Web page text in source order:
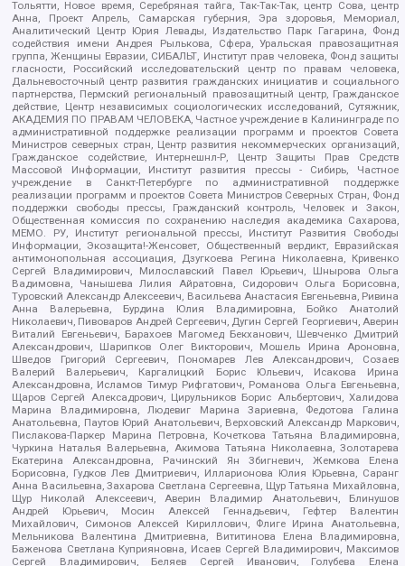
Тольятти, Новое время, Серебряная тайга, Так-Так-Так, центр Сова, центр
Анна, Проект Апрель, Самарская губерния, Эра здоровья, Мемориал,
Аналитический Центр Юрия Левады, Издательство Парк Гагарина, Фонд
содействия имени Андрея Рылькова, Сфера, Уральская правозащитная
группа, Женщины Евразии, СИБАЛЬТ, Институт прав человека, Фонд защиты
гласности, Российский исследовательский центр по правам человека,
Дальневосточный центр развития гражданских инициатив и социального
партнерства, Пермский региональный правозащитный центр, Гражданское
действие, Центр независимых социологических исследований, Сутяжник,
АКАДЕМИЯ ПО ПРАВАМ ЧЕЛОВЕКА, Частное учреждение в Калининграде по
административной поддержке реализации программ и проектов Совета
Министров северных стран, Центр развития некоммерческих организаций,
Гражданское содействие, Интернешнл-Р, Центр Защиты Прав Средств
Массовой Информации, Институт развития прессы - Сибирь, Частное
учреждение в Санкт-Петербурге по административной поддержке
реализации программ и проектов Совета Министров Северных Стран, Фонд
поддержки свободы прессы, Гражданский контроль, Человек и Закон,
Общественная комиссия по сохранению наследия академика Сахарова,
МЕМО. РУ, Институт региональной прессы, Институт Развития Свободы
Информации, Экозащита!-Женсовет, Общественный вердикт, Евразийская
антимонопольная ассоциация, Дзугкоева Регина Николаевна, Кривенко
Сергей Владимирович, Милославский Павел Юрьевич, Шнырова Ольга
Вадимовна, Чанышева Лилия Айратовна, Сидорович Ольга Борисовна,
Туровский Александр Алексеевич, Васильева Анастасия Евгеньевна, Ривина
Анна Валерьевна, Бурдина Юлия Владимировна, Бойко Анатолий
Николаевич, Пивоваров Андрей Сергеевич, Дугин Сергей Георгиевич, Аверин
Виталий Евгеньевич, Барахоев Магомед Бекханович, Шевченко Дмитрий
Александрович, Шарипков Олег Викторович, Мошель Ирина Ароновна,
Шведов Григорий Сергеевич, Пономарев Лев Александрович, Созаев
Валерий Валерьевич, Каргалицкий Борис Юльевич, Исакова Ирина
Александровна, Исламов Тимур Рифгатович, Романова Ольга Евгеньевна,
Щаров Сергей Алексадрович, Цирульников Борис Альбертович, Халидова
Марина Владимировна, Людевиг Марина Зариевна, Федотова Галина
Анатольевна, Паутов Юрий Анатольевич, Верховский Александр Маркович,
Пислакова-Паркер Марина Петровна, Кочеткова Татьяна Владимировна,
Чуркина Наталья Валерьевна, Акимова Татьяна Николаевна, Золотарева
Екатерина Александровна, Рачинский Ян Збигневич, Жемкова Елена
Борисовна, Гудков Лев Дмитриевич, Илларионова Юлия Юрьевна, Саранг
Анна Васильевна, Захарова Светлана Сергеевна, Щур Татьяна Михайловна,
Щур Николай Алексеевич, Аверин Владимир Анатольевич, Блинушов
Андрей Юрьевич, Мосин Алексей Геннадьевич, Гефтер Валентин
Михайлович, Симонов Алексей Кириллович, Флиге Ирина Анатольевна,
Мельникова Валентина Дмитриевна, Вититинова Елена Владимировна,
Баженова Светлана Куприяновна, Исаев Сергей Владимирович, Максимов
Сергей Владимирович, Беляев Сергей Иванович, Голубева Елена